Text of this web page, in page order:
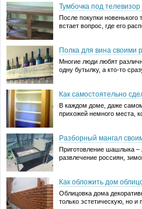
празднование, например,
все …
Читать далее →
Тумбочка под
После покупки новенького
встает вопрос, где его
подвесить его к стене на
тумбочку. Первый …
Читать далее →
Полка для вина своими
Многие люди любят
одну бутылку, а кто-то
руками, которая будет не
Читать далее →
Как самостоятельно
В каждом доме, даже
прихожей немного места,
на этом пустующем
функциональный
дверцами, а, …
Разборный мангал
Приготовление шашлыка –
развлечение россиян,
стационарном или
устанавливают на
теплого загородного дома. …
Как обложить дом
Облицовка дома
только эстетическую, но